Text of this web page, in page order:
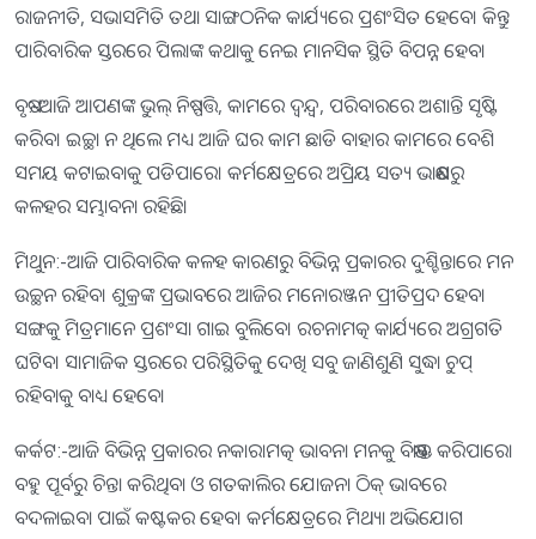
ରାଜନୀତି, ସଭାସମିତି ତଥା ସାଙ୍ଗଠନିକ କାର୍ଯ୍ୟରେ ପ୍ରଶଂସିତ ହେବେ। କିନ୍ତୁ
ପାରିବାରିକ ସ୍ତରରେ ପିଲାଙ୍କ କଥାକୁ ନେଇ ମାନସିକ ସ୍ଥିତି ବିପନ୍ନ ହେବ।
ବୃଷ:-ଆଜି ଆପଣଙ୍କ ଭୁଲ୍‌ ନିଷ୍ପତ୍ତି, କାମରେ ଦ୍ୱନ୍ଦ୍ୱ, ପରିବାରରେ ଅଶାନ୍ତି ସୃଷ୍ଟି
କରିବ। ଇଚ୍ଛା ନ ଥିଲେ ମଧ୍ୟ ଆଜି ଘର କାମ ଛାଡି ବାହାର କାମରେ ବେଶି
ସମୟ କଟାଇବାକୁ ପଡିପାରେ। କର୍ମକ୍ଷେତ୍ରରେ ଅପ୍ରିୟ ସତ୍ୟ ଭାଷଣରୁ
କଳହର ସମ୍ଭାବନା ରହିଛି।
ମିଥୁନ:-ଆଜି ପାରିବାରିକ କଳହ କାରଣରୁ ବିଭିନ୍ନ ପ୍ରକାରର ଦୁଶ୍ଚିନ୍ତାରେ ମନ
ଉଚ୍ଛନ ରହିବ। ଶୁକ୍ରଙ୍କ ପ୍ରଭାବରେ ଆଜିର ମନୋରଞ୍ଜନ ପ୍ରୀତିପ୍ରଦ ହେବା
ସଙ୍ଗକୁ ମିତ୍ରମାନେ ପ୍ରଶଂସା ଗାଇ ବୁଲିବେ। ରଚନାମତ୍କ କାର୍ଯ୍ୟରେ ଅଗ୍ରଗତି
ଘଟିବ। ସାମାଜିକ ସ୍ତରରେ ପରିସ୍ଥିତିକୁ ଦେଖି ସବୁ ଜାଣିଶୁଣି ସୁଦ୍ଧା ଚୁପ୍‌
ରହିବାକୁ ବାଧ୍ୟ ହେବେ।
କର୍କଟ:-ଆଜି ବିଭିନ୍ନ ପ୍ରକାରର ନକାରାମତ୍କ ଭାବନା ମନକୁ ବିଷାକ୍ତ କରିପାରେ।
ବହୁ ପୂର୍ବରୁ ଚିନ୍ତା କରିଥିବା ଓ ଗତକାଲିର ଯୋଜନା ଠିକ୍‌ ଭାବରେ
ବଦଳାଇବା ପାଇଁ କଷ୍ଟକର ହେବ। କର୍ମକ୍ଷେତ୍ରରେ ମିଥ୍ୟା ଅଭିଯୋଗ